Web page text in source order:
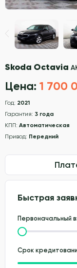
Skoda Octavia
Цена: 1 700
Год: 2021
Гарантия: 3 года
КПП: Автоматическая
Привод: Передний
Быстрая
Первоначальный
Срок